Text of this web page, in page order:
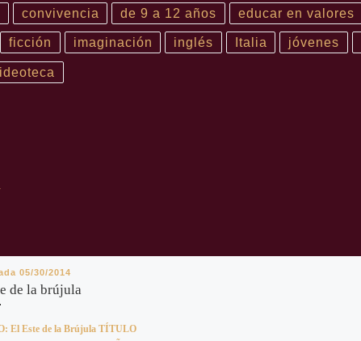
convivencia de 9 a 12 años educar en valores
ficción imaginación inglés Italia jóvenes
05/30/2014
de la brújula
El Este de la Brújula TÍTULO